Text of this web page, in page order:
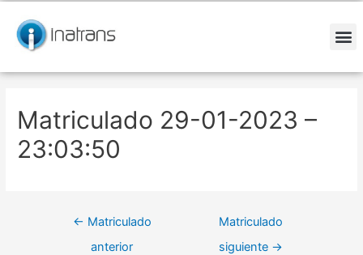
contenido
Matriculado 29-01-2023 –
23:03:50
de
entradas
← Matriculado
anterior
Matriculado
siguiente →